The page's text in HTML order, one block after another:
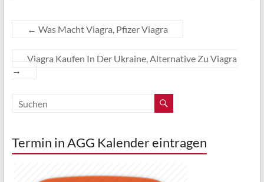
← Was Macht Viagra, Pfizer Viagra
Viagra Kaufen In Der Ukraine, Alternative Zu Viagra
→
Termin in AGG Kalender eintragen